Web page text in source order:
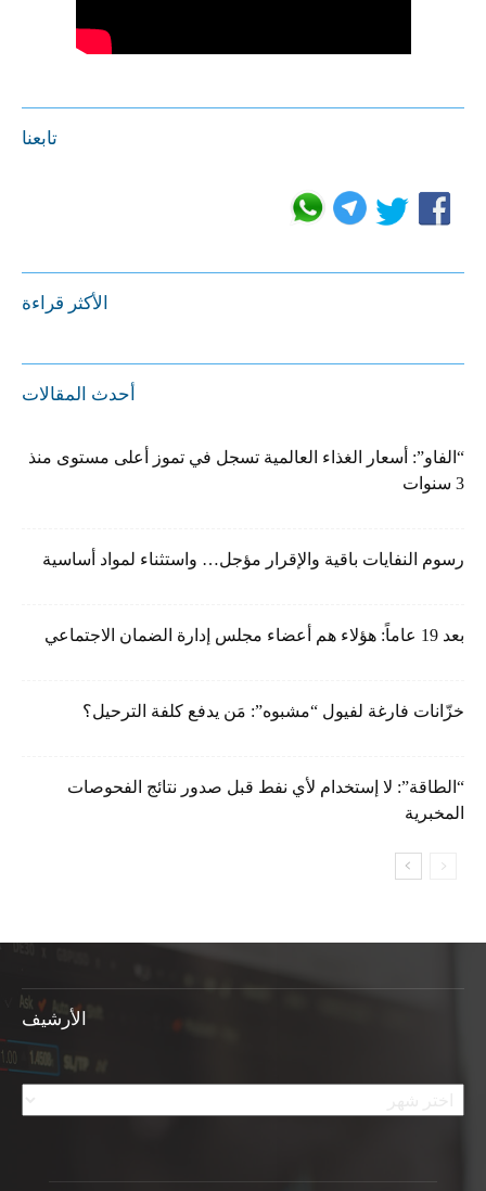
تابعنا
الأكثر قراءة
أحدث المقالات
“الفاو”: أسعار الغذاء العالمية تسجل في تموز أعلى مستوى منذ
3 سنوات
رسوم النفايات باقية والإقرار مؤجل… واستثناء لمواد أساسية
بعد 19 عاماً: هؤلاء هم أعضاء مجلس إدارة الضمان الاجتماعي
خزّانات فارغة لفيول “مشبوه”: مَن يدفع كلفة الترحيل؟
“الطاقة”: لا إستخدام لأي نفط قبل صدور نتائج الفحوصات
المخبرية
الأرشيف
الأرشيف